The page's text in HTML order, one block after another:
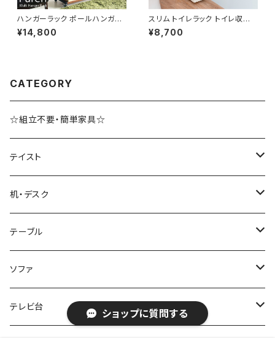
ショップに質問する
ハンガーラック ポールハンガー
ハンガーラック コートハンガー
洋服掛け コート掛け 幅60
¥14,800
スリム トイレラック トイレ収納
ラタン調 トイレ用品 サニタリー
収納 トイレットペーパー収納 幅
¥8,700
CATEGORY
☆組立不要・簡単家具☆
テイスト
ブルックリンスタイル
ホテルライク風インテリア
韓国インテリア
和風/和モダン
机・デスク
パソコンデスク・ワークデスク
学習机・勉強机
収納付きデスク
テーブル
サイズ
幅100cm以下
ローテーブル・リビングテーブル
ソファ
サイズ
テレビ台